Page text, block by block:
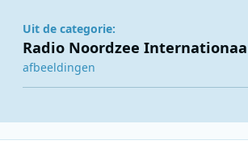
Uit de categorie:
Radio Noordzee
afbeeldingen